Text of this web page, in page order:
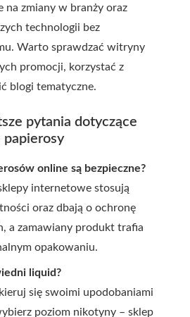
na zmiany w branży oraz
technologii bez
Warto sprawdzać witryny
promocji, korzystać z
blogi tematyczne.
pytania dotyczące
papierosy
online są bezpieczne?
internetowe stosują
oraz dbają o ochronę
a zamawiany produkt trafia
opakowaniu.
liquid?
się swoimi upodobaniami
poziom nikotyny – sklep